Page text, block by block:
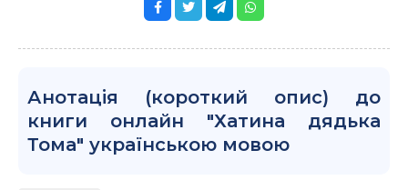
Анотація (короткий опис) до
книги онлайн "Хатина дядька
Тома" українською мовою